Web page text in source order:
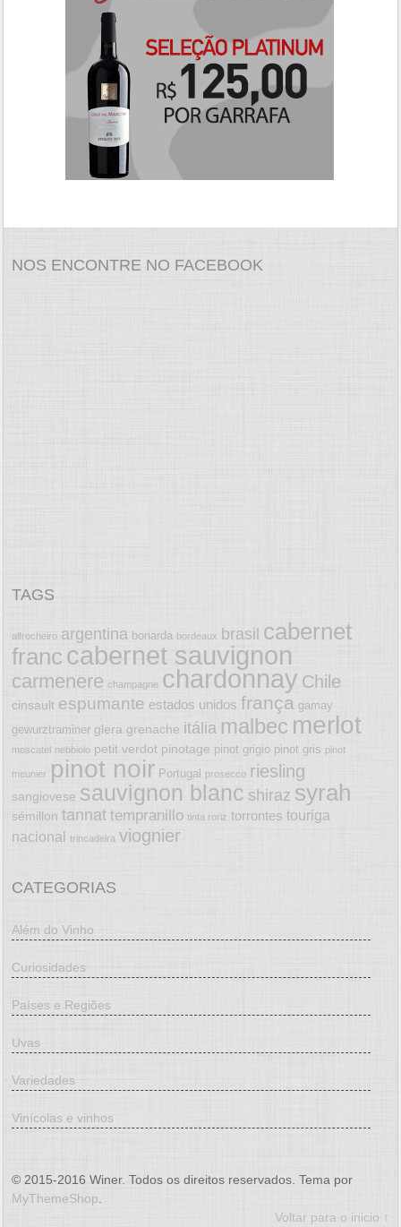
NOS ENCONTRE NO FACEBOOK
TAGS
alfrocheiro argentina bonarda bordeaux brasil cabernet
franc cabernet sauvignon
carmenere champagne chardonnay Chile
cinsault espumante estados unidos frança gamay
gewurztraminer glera grenache itália malbec merlot
moscatel nebbiolo petit verdot pinotage pinot grigio pinot gris pinot
meunier pinot noir Portugal prosecco riesling
sangiovese sauvignon blanc shiraz syrah
sémillon tannat tempranillo tinta roriz torrontes touriga
nacional trincadeira viognier
CATEGORIAS
Além do Vinho
Curiosidades
Países e Regiões
Uvas
Variedades
Vinícolas e vinhos
© 2015-2016 Winer. Todos os direitos reservados. Tema por
MyThemeShop
Voltar para o inicio ↑